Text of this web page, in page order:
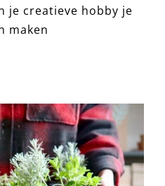
je creatieve hobby je
maken